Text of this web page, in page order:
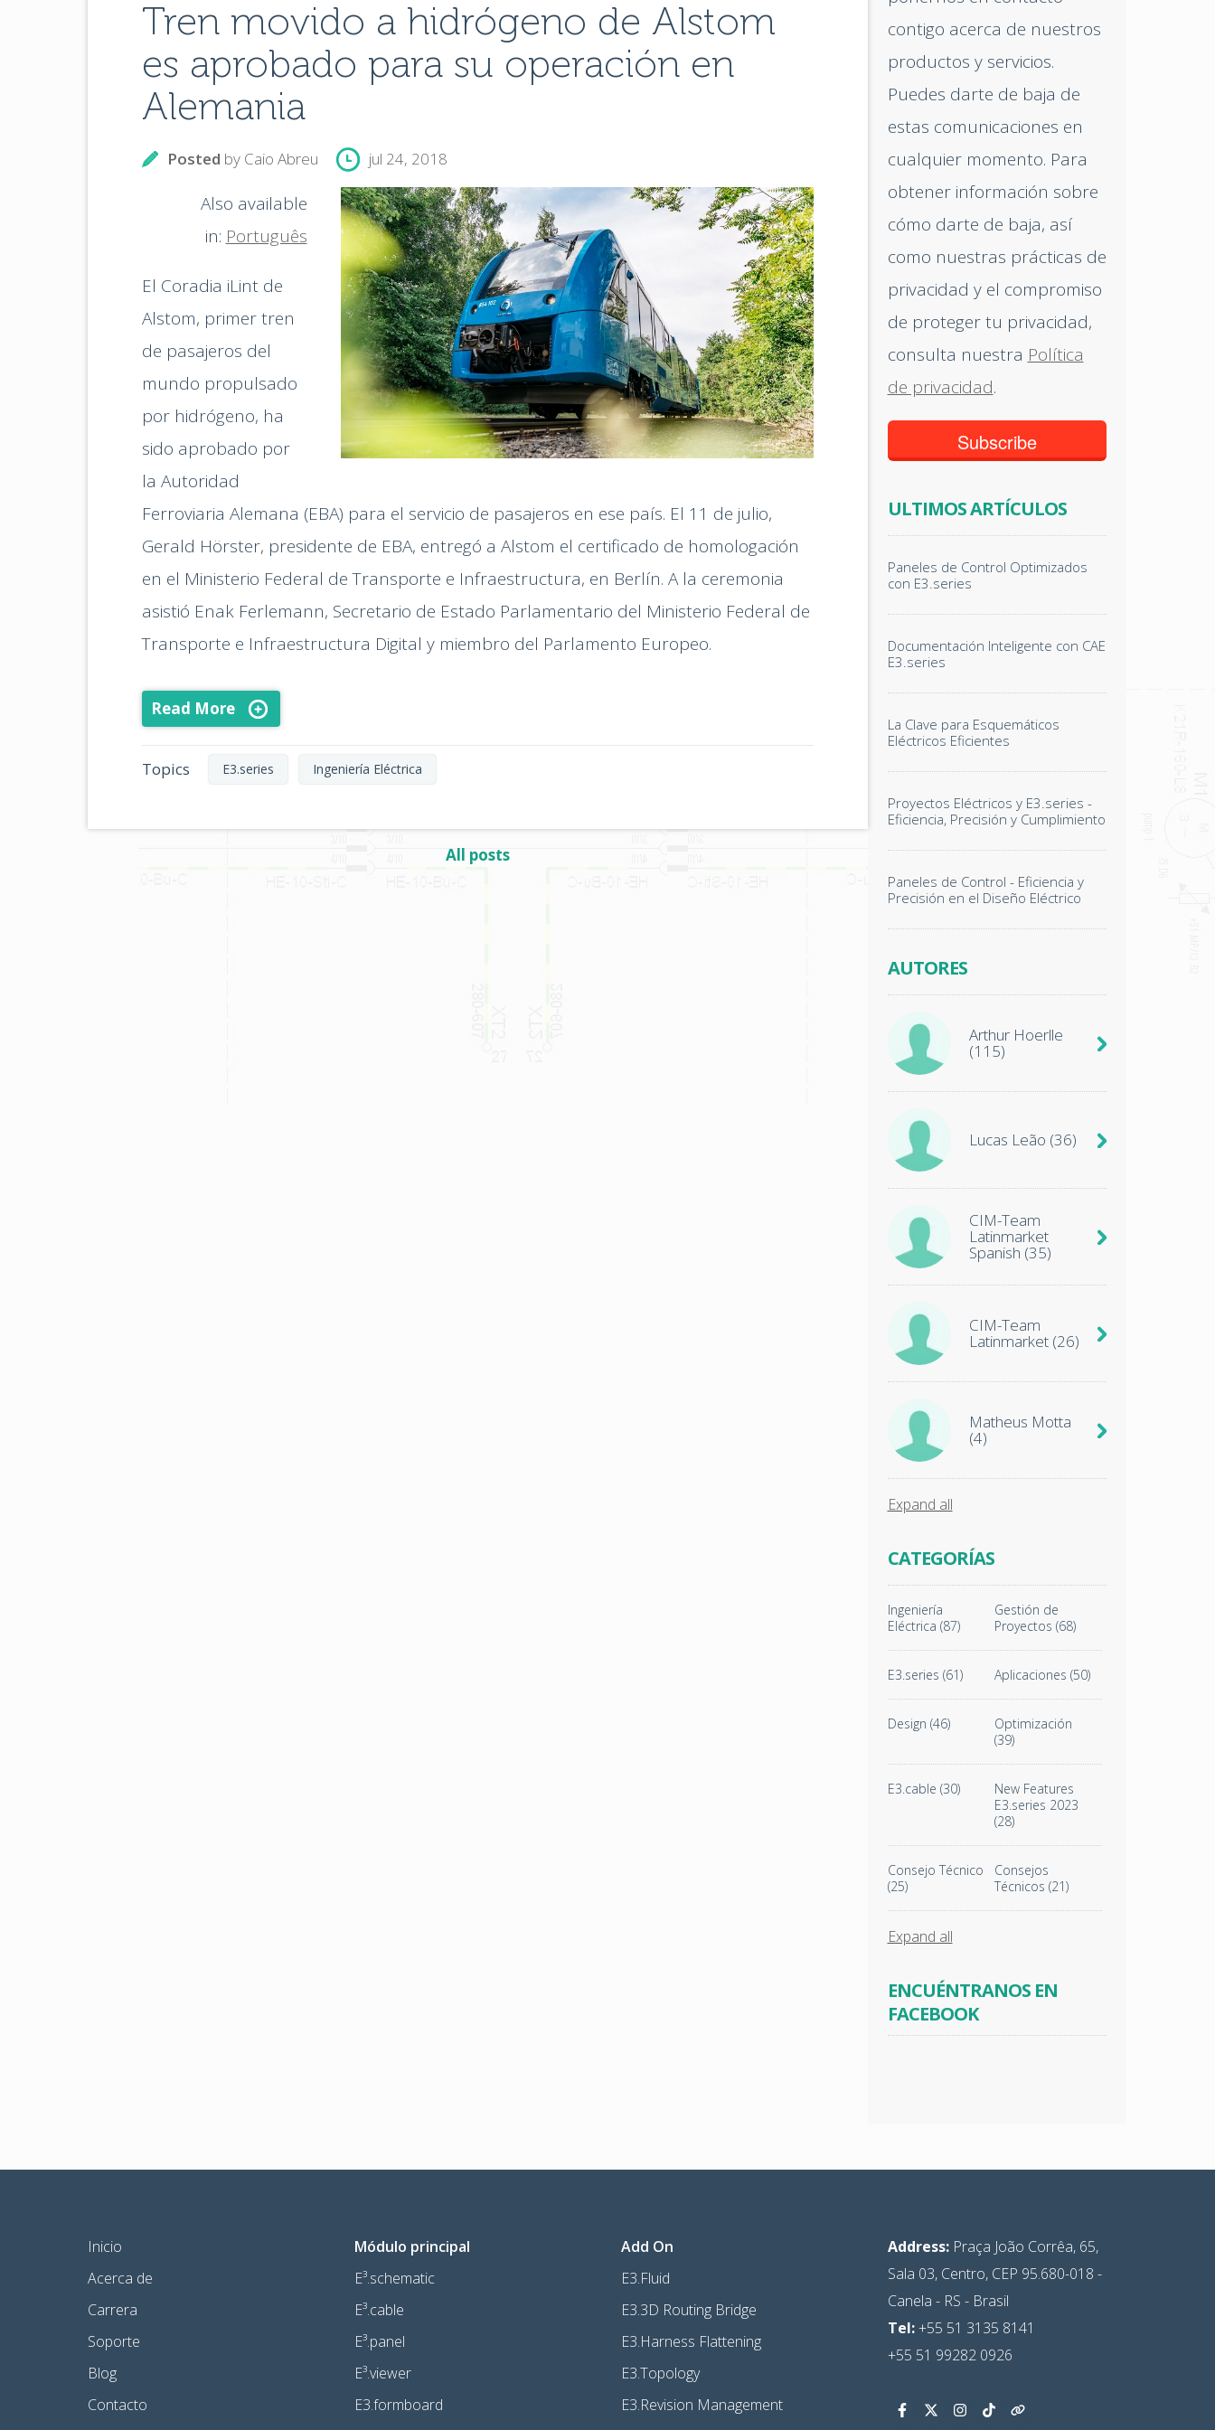
Tren movido a hidrógeno de Alstom
es aprobado para su operación en
Alemania
Posted by Caio Abreu jul 24, 2018
Also available
in: Português
El Coradia iLint de
Alstom, primer tren
de pasajeros del
mundo propulsado
por hidrógeno, ha
sido aprobado por
la Autoridad
Ferroviaria Alemana (EBA) para el servicio de pasajeros en ese país. El 11 de julio,
Gerald Hörster, presidente de EBA, entregó a Alstom el certificado de homologación
en el Ministerio Federal de Transporte e Infraestructura, en Berlín. A la ceremonia
asistió Enak Ferlemann, Secretario de Estado Parlamentario del Ministerio Federal de
Transporte e Infraestructura Digital y miembro del Parlamento Europeo.
Read More
Topics E3.series Ingeniería Eléctrica
All posts
contigo acerca de nuestros
productos y servicios.
Puedes darte de baja de
estas comunicaciones en
cualquier momento. Para
obtener información sobre
cómo darte de baja, así
como nuestras prácticas de
privacidad y el compromiso
de proteger tu privacidad,
consulta nuestra Política
de privacidad.
ULTIMOS ARTÍCULOS
Paneles de Control Optimizados
con E3.series
Documentación Inteligente con CAE
E3.series
La Clave para Esquemáticos
Eléctricos Eficientes
Proyectos Eléctricos y E3.series -
Eficiencia, Precisión y Cumplimiento
Paneles de Control - Eficiencia y
Precisión en el Diseño Eléctrico
AUTORES
Arthur Hoerlle
(115)
Lucas Leão (36)
CIM-Team
Latinmarket
Spanish (35)
CIM-Team
Latinmarket (26)
Matheus Motta
(4)
Expand all
CATEGORÍAS
Ingeniería
Eléctrica (87)
Gestión de
Proyectos(68)
E3.series (61) Aplicaciones(50)
Design (46)
Optimización
(39)
E3.cable (30)
New Features
E3.series 2023
(28)
Consejo Técnico
(25)
Consejos
Técnicos(21)
Expand all
ENCUÉNTRANOS EN
FACEBOOK
Inicio
Acerca de
Carrera
Soporte
Blog
Contacto
Módulo principal
E³.schematic
E³.cable
E³.panel
E³.viewer
E3.formboard
Add On
E3.Fluid
E3.3D Routing Bridge
E3.Harness Flattening
E3.Topology
E3.Revision Management
Address: Praça João Corrêa, 65,
Sala 03, Centro, CEP 95.680-018 -
Canela - RS - Brasil
Tel:+55 51 3135 8141
+55 51 99282 0926